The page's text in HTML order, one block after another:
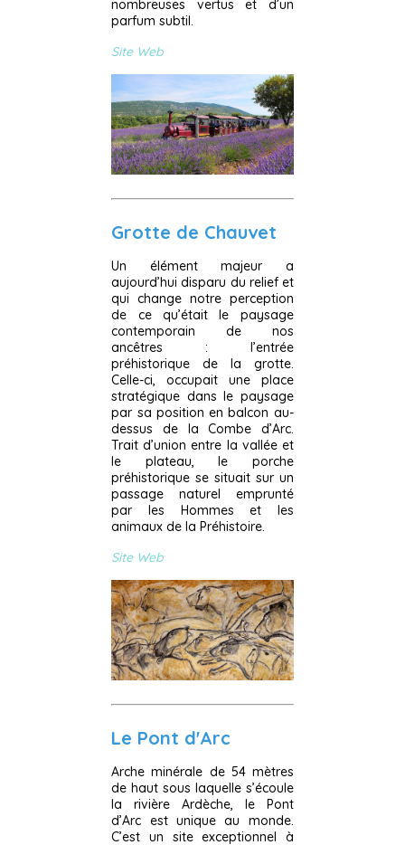
nombreuses vertus et d’un
parfum subtil.
Site Web
Grotte de Chauvet
Un élément majeur a
aujourd’hui disparu du relief et
qui change notre perception
de ce qu’était le paysage
contemporain de nos
ancêtres : l’entrée
préhistorique de la grotte.
Celle-ci, occupait une place
stratégique dans le paysage
par sa position en balcon au-
dessus de la Combe d’Arc.
Trait d’union entre la vallée et
le plateau, le porche
préhistorique se situait sur un
passage naturel emprunté
par les Hommes et les
animaux de la Préhistoire.
Site Web
Le Pont d'Arc
Arche minérale de 54 mètres
de haut sous laquelle s’écoule
la rivière Ardèche, le Pont
d’Arc est unique au monde.
C’est un site exceptionnel à